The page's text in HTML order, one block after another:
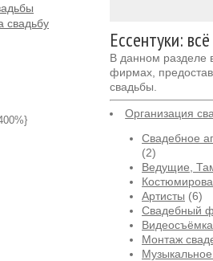
свадьбу
Ессентуки:
В данном разделе
фирмах,
свадьбы.
Организация
Свадебное
(2)
Ведущие,
Артисты (6)
Свадебный
Монтаж